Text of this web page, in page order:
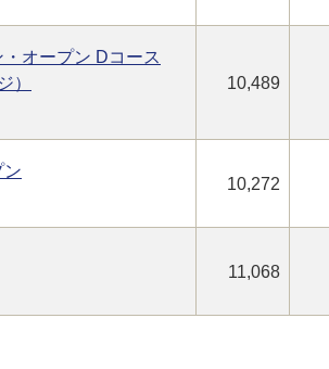
オープン Dコース
）
10,489
ン
10,272
11,068